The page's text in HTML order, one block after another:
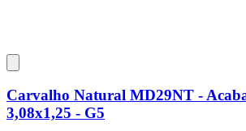
Carvalho Natural MD29NT -
3,08x1,25 - G5